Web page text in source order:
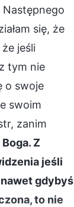
Następnego
się, że
jeśli
tym nie
o swoje
swoim
zanim
Z
jeśli
gdybyś
to nie